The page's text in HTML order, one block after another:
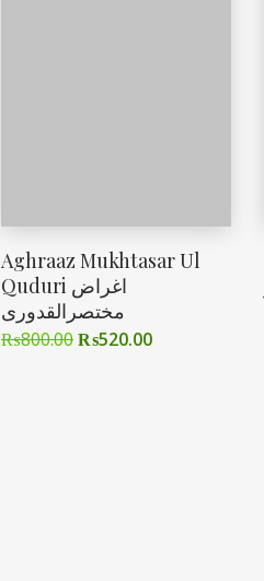
Aghraaz Mukhtasar Ul
Quduri اغراض
مختصرالقدوری
₨800.00₨520.00